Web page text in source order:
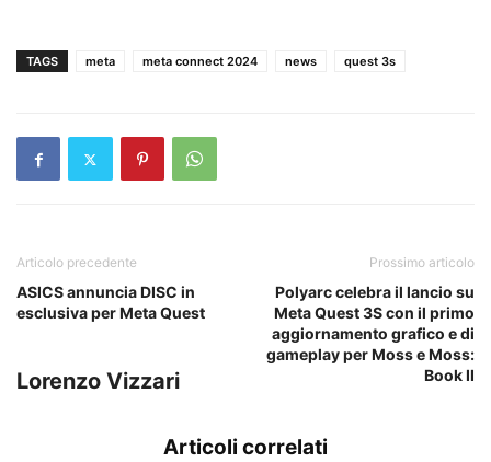
TAGS meta meta connect 2024 news quest 3s
Articolo precedente
ASICS annuncia DISC in
esclusiva per Meta Quest
Prossimo articolo
Polyarc celebra il lancio su
Meta Quest 3S con il primo
aggiornamento grafico e di
gameplay per Moss e Moss:
Book II
Lorenzo Vizzari
Articoli correlati